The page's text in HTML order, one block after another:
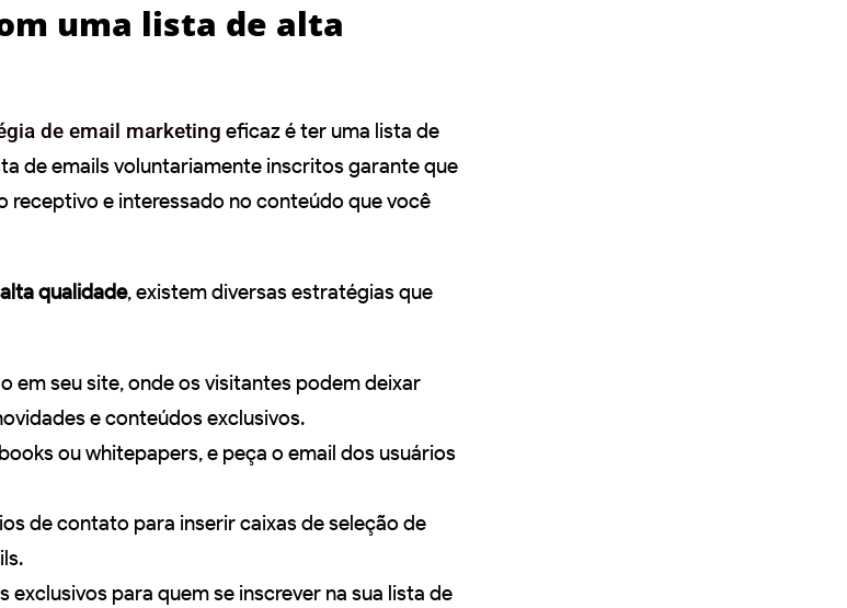
uma lista de alta
de email marketing eficaz é ter uma lista de
de emails voluntariamente inscritos garante que
receptivo e interessado no conteúdo que você
qualidade, existem diversas estratégias que
em seu site, onde os visitantes podem deixar
e conteúdos exclusivos.
ou whitepapers, e peça o email dos usuários
de contato para inserir caixas de seleção de
para quem se inscrever na sua lista de